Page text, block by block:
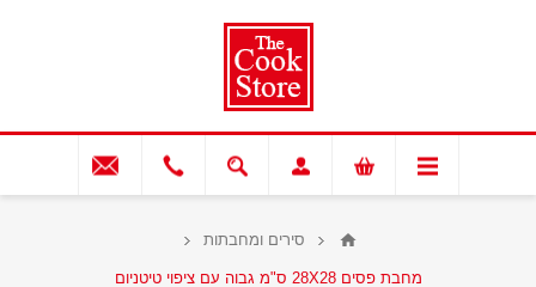
סירים ומחבתות
מחבת פסים 28X28 ס"מ גבוה עם ציפוי טיטניום